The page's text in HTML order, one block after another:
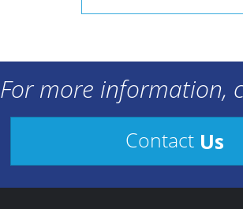
For more information,
Contact Us